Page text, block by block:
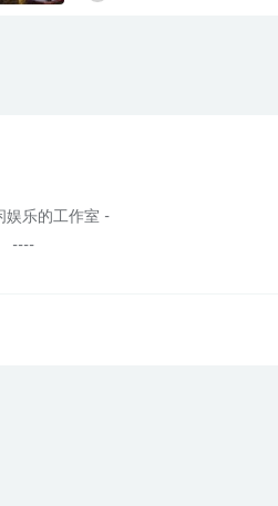
娱乐的工作室 -
----